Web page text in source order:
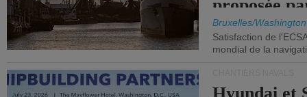
proposée
Bruxelles/Washington
Satisfaction de
mondial de la